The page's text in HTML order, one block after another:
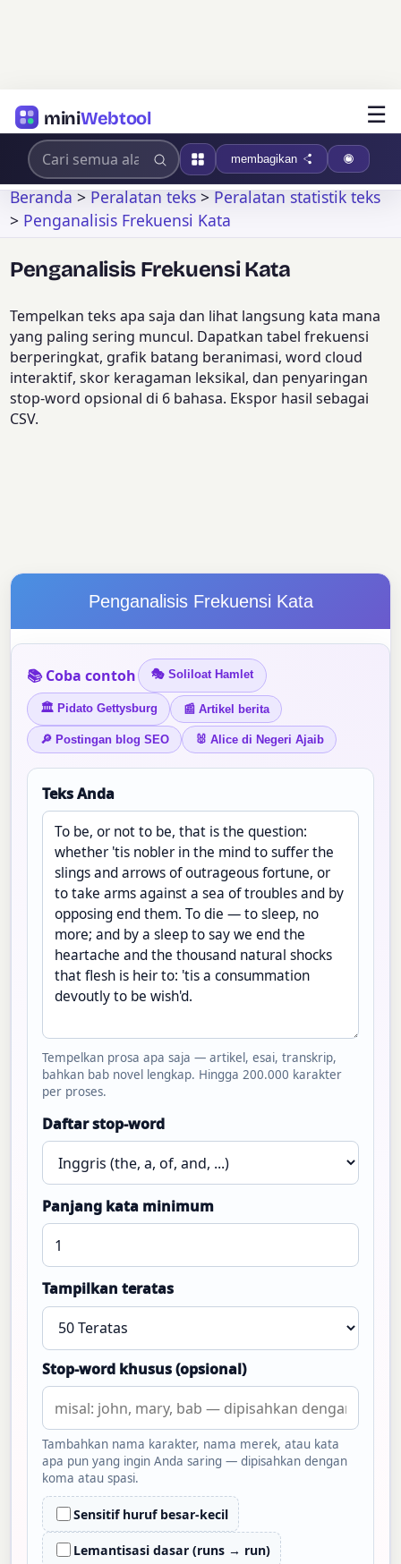
miniWebtool ☰
membagikan
Beranda>Peralatan teks>Peralatan statistik teks
> Penganalisis Frekuensi Kata
Penganalisis Frekuensi Kata
Tempelkan teks apa saja dan lihat langsung kata mana
yang paling sering muncul. Dapatkan tabel frekuensi
berperingkat, grafik batang beranimasi, word cloud
interaktif, skor keragaman leksikal, dan penyaringan
stop-word opsional di 6 bahasa. Ekspor hasil sebagai
CSV.
Penganalisis Frekuensi Kata
📚 Coba contoh 🎭 Soliloat Hamlet
🏛 Pidato Gettysburg 📰 Artikel berita
🔎 Postingan blog SEO 🐰 Alice di Negeri Ajaib
Teks Anda
Tempelkan prosa apa saja — artikel, esai, transkrip,
bahkan bab novel lengkap. Hingga 200.000 karakter
per proses.
Daftar stop-word
Panjang kata minimum
Tampilkan teratas
Stop-word khusus (opsional)
Tambahkan nama karakter, nama merek, atau kata
apa pun yang ingin Anda saring — dipisahkan dengan
koma atau spasi.
Sensitif huruf besar-kecil
Lemantisasi dasar (runs → run)